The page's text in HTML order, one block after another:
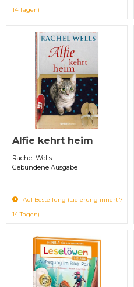
14 Tagen)
Alfie kehrt heim
Rachel Wells
Gebundene Ausgabe
Auf Bestellung (Lieferung innert 7-
14 Tagen)